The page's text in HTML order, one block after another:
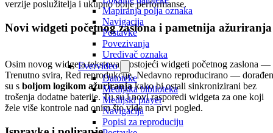
Mapiranja polja oznaka
Navigacija
Postavke
Povezivanja
Uređivač oznaka
Evervideo
Datoteke
Medijska biblioteka
Medijski player
Navigacija
Popisi za reproduciju
verzije poslužitelja i ukupno bolje performanse.
Novi widgeti početnog zaslona i pametnija ažuriranja
Osim novog widgeta tekstova, postojeći widgeti početnog zaslona —
Trenutno svira, Red reprodukcije, Nedavno reproducirano —
su s boljom logikom ažuriranjakako bi ostali sinkronizirani bez
trošenja dodatne baterije. Tu su i novi rasporedi widgeta za one koji
žele više kontrole nad onim što vide na prvi pogled.